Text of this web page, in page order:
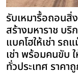
รับเหมารื้อถอนสิ่
สร้างมหาราช บริ
แบคโฮให้เช่า รถ
เช่า พร้อมคนขับ
ทั่วประเทศ ราคา